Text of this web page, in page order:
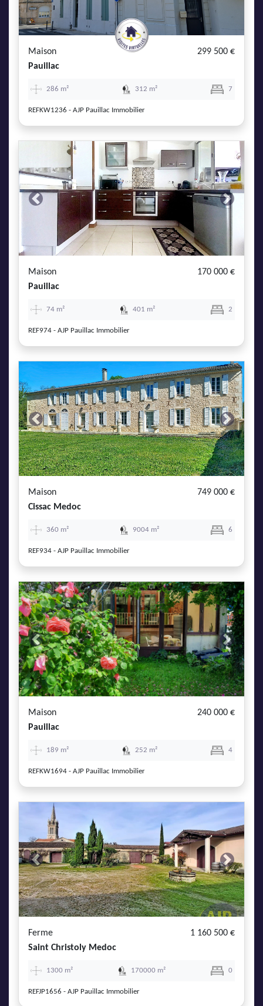
Maison
299 500 €
Pauillac
286 m² 312 m² 7
REFKW1236 - AJP Pauillac Immobilier
Previous Next
Maison
170 000 €
Pauillac
74 m² 401 m² 2
REF974 - AJP Pauillac Immobilier
Previous Next
Maison
749 000 €
Cissac Medoc
360 m² 9004 m² 6
REF934 - AJP Pauillac Immobilier
Previous Next
Maison
240 000 €
Pauillac
189 m² 252 m² 4
REFKW1694 - AJP Pauillac Immobilier
Previous Next
Ferme
1 160 500 €
Saint Christoly Medoc
1300 m² 170000 m² 0
REFJP1656 - AJP Pauillac Immobilier